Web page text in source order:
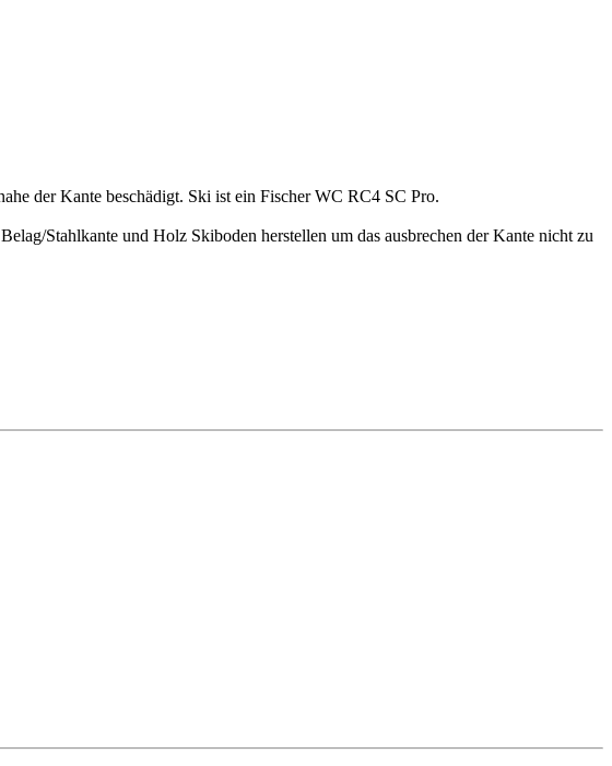
der Kante beschädigt. Ski ist ein Fischer WC RC4 SC Pro.
Stahlkante und Holz Skiboden herstellen um das ausbrechen der Kante nicht zu